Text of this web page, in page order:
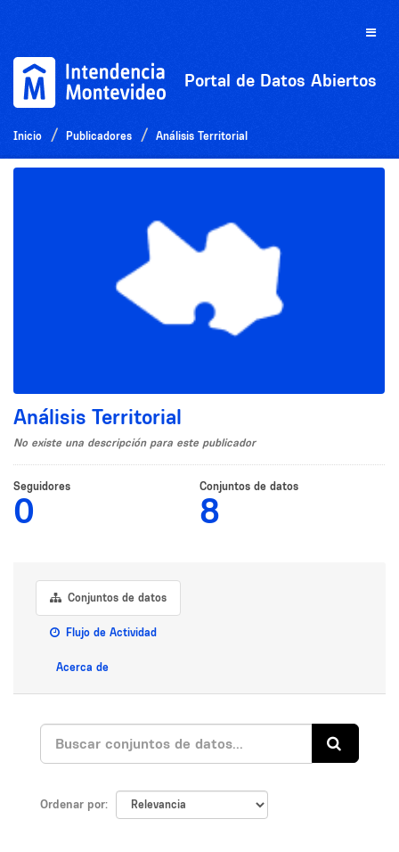
Toggle
Portal de Datos Abiertos
Inicio Publicadores Análisis Territorial
Análisis Territorial
No existe una descripción para este publicador
Seguidores
0
Conjuntos de datos
8
Conjuntos de datos
Flujo de Actividad
Acerca de
Ordenar por